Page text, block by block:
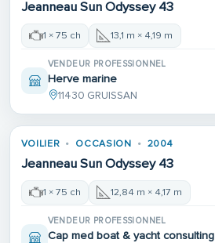
Jeanneau Sun Odyssey 43
1 × 75 ch 13,1 m × 4,19 m
VENDEUR PROFESSIONNEL
Herve marine
11430 GRUISSAN
VOILIER OCCASION 2004
Jeanneau Sun Odyssey 43
1 × 75 ch 12,84 m × 4,17 m
VENDEUR PROFESSIONNEL
Cap med boat & yacht consulting